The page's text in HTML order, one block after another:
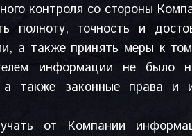
контроля со стороны
полноту, точность и
а также принять меры к
информации не было
а также законные права и
от Компании